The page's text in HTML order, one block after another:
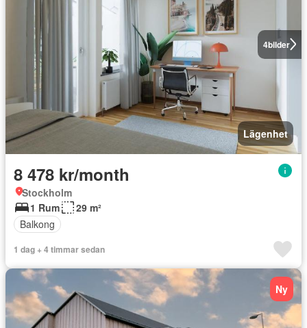
4bilder
Lägenhet
8 478 kr/month
Stockholm
1 Rum
29 m²
Balkong
1 dag + 4 timmar sedan
Ny